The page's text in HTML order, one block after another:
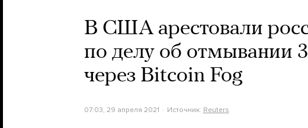
В США арестовали
по делу об отмывании
через Bitcoin Fog
07:03, 29 апреля 2021 Источник: Reuters